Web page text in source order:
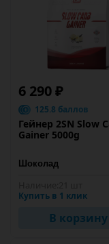
6 290 ₽
125.8 баллов
Гейнер 2SN Slow
Gainer 5000g
Купить в 1 клик
В корзину